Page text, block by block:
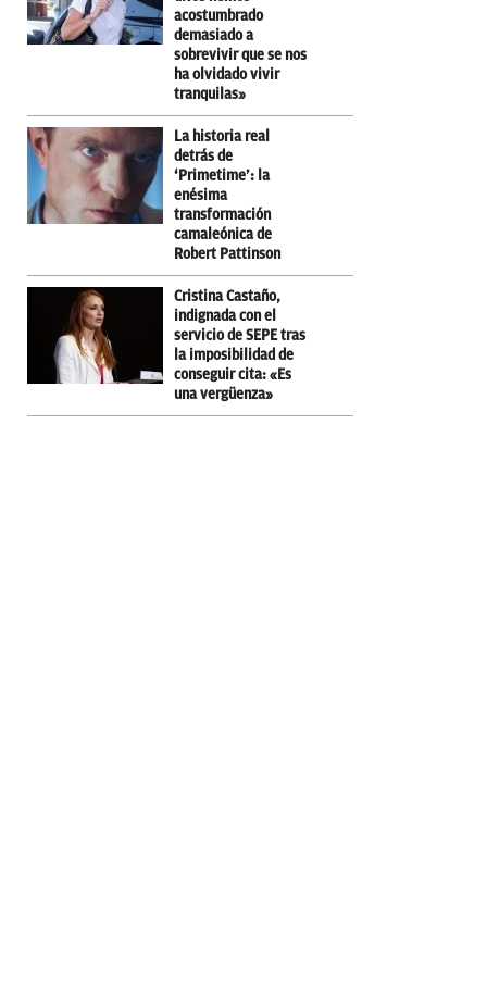
acostumbrado
demasiado a
sobrevivir que se nos
ha olvidado vivir
tranquilas»
La historia real
detrás de
‘Primetime’: la
enésima
transformación
camaleónica de
Robert Pattinson
Cristina Castaño,
indignada con el
servicio de SEPE tras
la imposibilidad de
conseguir cita: «Es
una vergüenza»